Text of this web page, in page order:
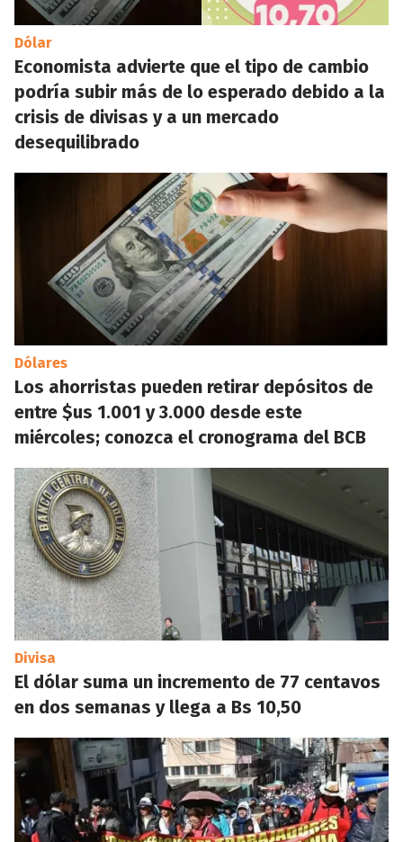
Dólar
Economista advierte que el tipo de cambio
podría subir más de lo esperado debido a la
crisis de divisas y a un mercado
desequilibrado
Dólares
Los ahorristas pueden retirar depósitos de
entre $us 1.001 y 3.000 desde este
miércoles; conozca el cronograma del BCB
Divisa
El dólar suma un incremento de 77 centavos
en dos semanas y llega a Bs 10,50